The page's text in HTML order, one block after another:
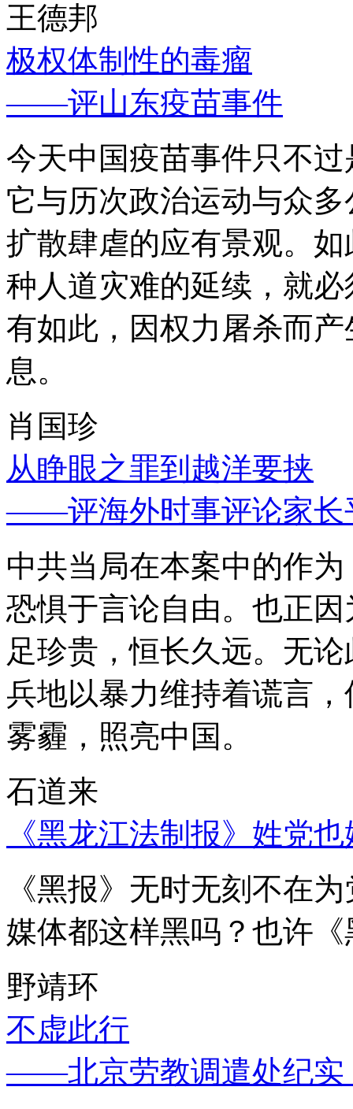
王德邦
极权体制性的毒瘤
——评山东疫苗事件
今天中国疫苗事件只不
它与历次政治运动与众
扩散肆虐的应有景观。
种人道灾难的延续，就
有如此，因权力屠杀而
息。
肖国珍
从睁眼之罪到越洋要挟
——评海外时事评论家长
中共当局在本案中的作
恐惧于言论自由。也正
足珍贵，恒长久远。无
兵地以暴力维持着谎言
雾霾，照亮中国。
石道来
《黑龙江法制报》姓党
《黑报》无时无刻不在
媒体都这样黑吗？也许
野靖环
不虚此行
——北京劳教调遣处纪实